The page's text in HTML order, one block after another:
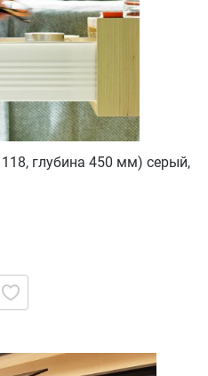
глубина 450 мм) серый,